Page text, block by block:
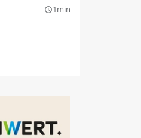
query_builder1min